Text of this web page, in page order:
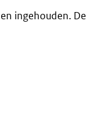
ingehouden. De